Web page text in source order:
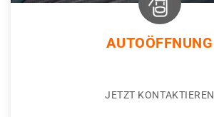
AUTOÖFFNUNG
JETZT KONTAKTIEREN